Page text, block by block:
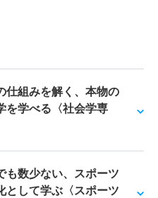
仕組みを解く、本物の
を学べる〈社会学専
も数少ない、スポーツ
として学ぶ〈スポーツ